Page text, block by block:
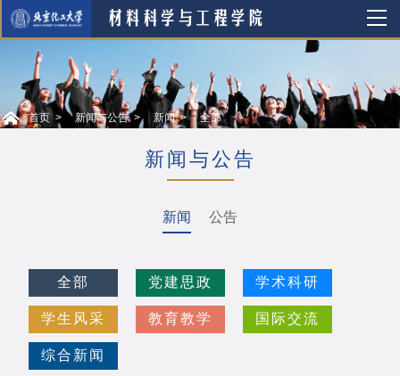
首页 新闻与公告 新闻 全部
新闻与公告
新闻 公告
全部 党建思政 学术科研
学生风采 教育教学 国际交流
综合新闻